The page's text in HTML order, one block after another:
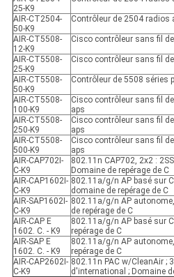
25-K9
AIR-CT2504-
50-K9
Contrôleur de 2504 radios
AIR-CT5508-
12-K9
Cisco contrôleur sans fil
AIR-CT5508-
25-K9
Cisco contrôleur sans fil
AIR-CT5508-
50-K9
Contrôleur de 5508 séries
AIR-CT5508-
100-K9
Cisco contrôleur sans fil
aps
AIR-CT5508-
250-K9
Cisco contrôleur sans fil
aps
AIR-CT5508-
500-K9
Cisco contrôleur sans fil
aps
AIR-CAP702I-
C-K9
802.11n CAP702, 2x2 :
Domaine de repérage de C
AIR-CAP1602I-
C-K9
802.11a/g/n AP basé sur
domaine de repérage de C
AIR-SAP1602I-
C-K9
802.11a/g/n AP
de repérage de C
AIR-CAP E
1602. C. - K9
802.11a/g/n AP basé sur
repérage de C
AIR-SAP E
1602. C. - K9
802.11a/g/n AP
repérage de C
AIR-CAP2602I-
C-K9
802.11n PAC w/CleanAir ;
d'international ; Domaine